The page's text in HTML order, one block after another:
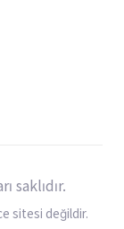
saklıdır.
sitesi değildir.